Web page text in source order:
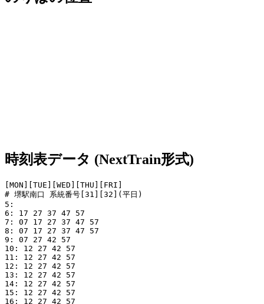
時刻表データ (NextTrain形式)
[MON][TUE][WED][THU][FRI]
# 堺駅南口 系統番号[31][32](平日)
5:
6: 17 27 37 47 57
7: 07 17 27 37 47 57
8: 07 17 27 37 47 57
9: 07 27 42 57
10: 12 27 42 57
11: 12 27 42 57
12: 12 27 42 57
13: 12 27 42 57
14: 12 27 42 57
15: 12 27 42 57
16: 12 27 42 57